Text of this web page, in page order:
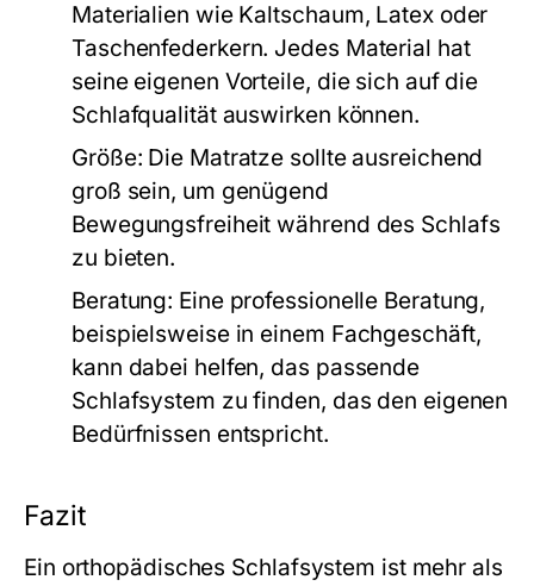
Materialien wie Kaltschaum, Latex oder
Taschenfederkern. Jedes Material hat
seine eigenen Vorteile, die sich auf die
Schlafqualität auswirken können.
Größe: Die Matratze sollte ausreichend
groß sein, um genügend
Bewegungsfreiheit während des Schlafs
zu bieten.
Beratung: Eine professionelle Beratung,
beispielsweise in einem Fachgeschäft,
kann dabei helfen, das passende
Schlafsystem zu finden, das den eigenen
Bedürfnissen entspricht.
Fazit
Ein orthopädisches Schlafsystem ist mehr als